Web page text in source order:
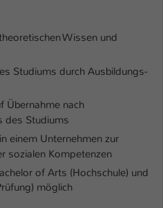
Wissen und
Studiums durch Ausbildungs-
Übernahme nach
des Studiums
einem Unternehmen zur
sozialen Kompetenzen
of Arts (Hochschule) und
möglich